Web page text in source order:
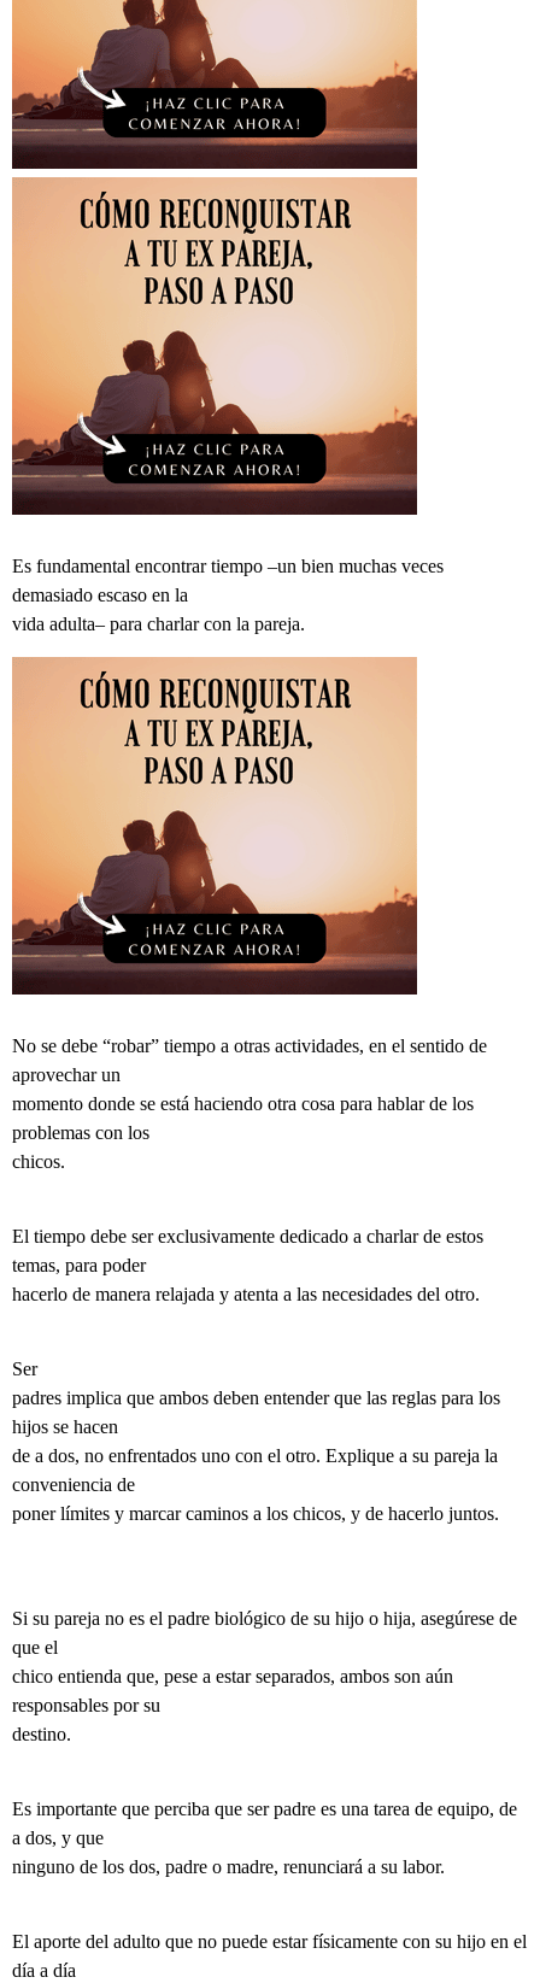
Es fundamental encontrar tiempo –un bien muchas veces
demasiado escaso en la
vida adulta– para charlar con la pareja.
No se debe “robar” tiempo a otras actividades, en el sentido de
aprovechar un
momento donde se está haciendo otra cosa para hablar de los
problemas con los
chicos.
El tiempo debe ser exclusivamente dedicado a charlar de estos
temas, para poder
hacerlo de manera relajada y atenta a las necesidades del otro.
Ser
padres implica que ambos deben entender que las reglas para los
hijos se hacen
de a dos, no enfrentados uno con el otro. Explique a su pareja la
conveniencia de
poner límites y marcar caminos a los chicos, y de hacerlo juntos.
Si su pareja no es el padre biológico de su hijo o hija, asegúrese de
que el
chico entienda que, pese a estar separados, ambos son aún
responsables por su
destino.
Es importante que perciba que ser padre es una tarea de equipo, de
a dos, y que
ninguno de los dos, padre o madre, renunciará a su labor.
El aporte del adulto que no puede estar físicamente con su hijo en el
día a día